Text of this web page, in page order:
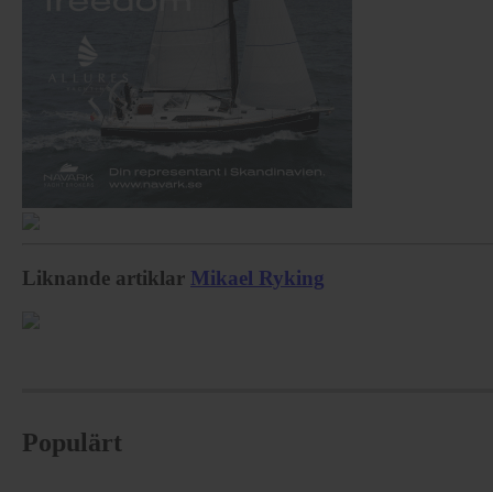
Liknande artiklar Mikael Ryking
Populärt